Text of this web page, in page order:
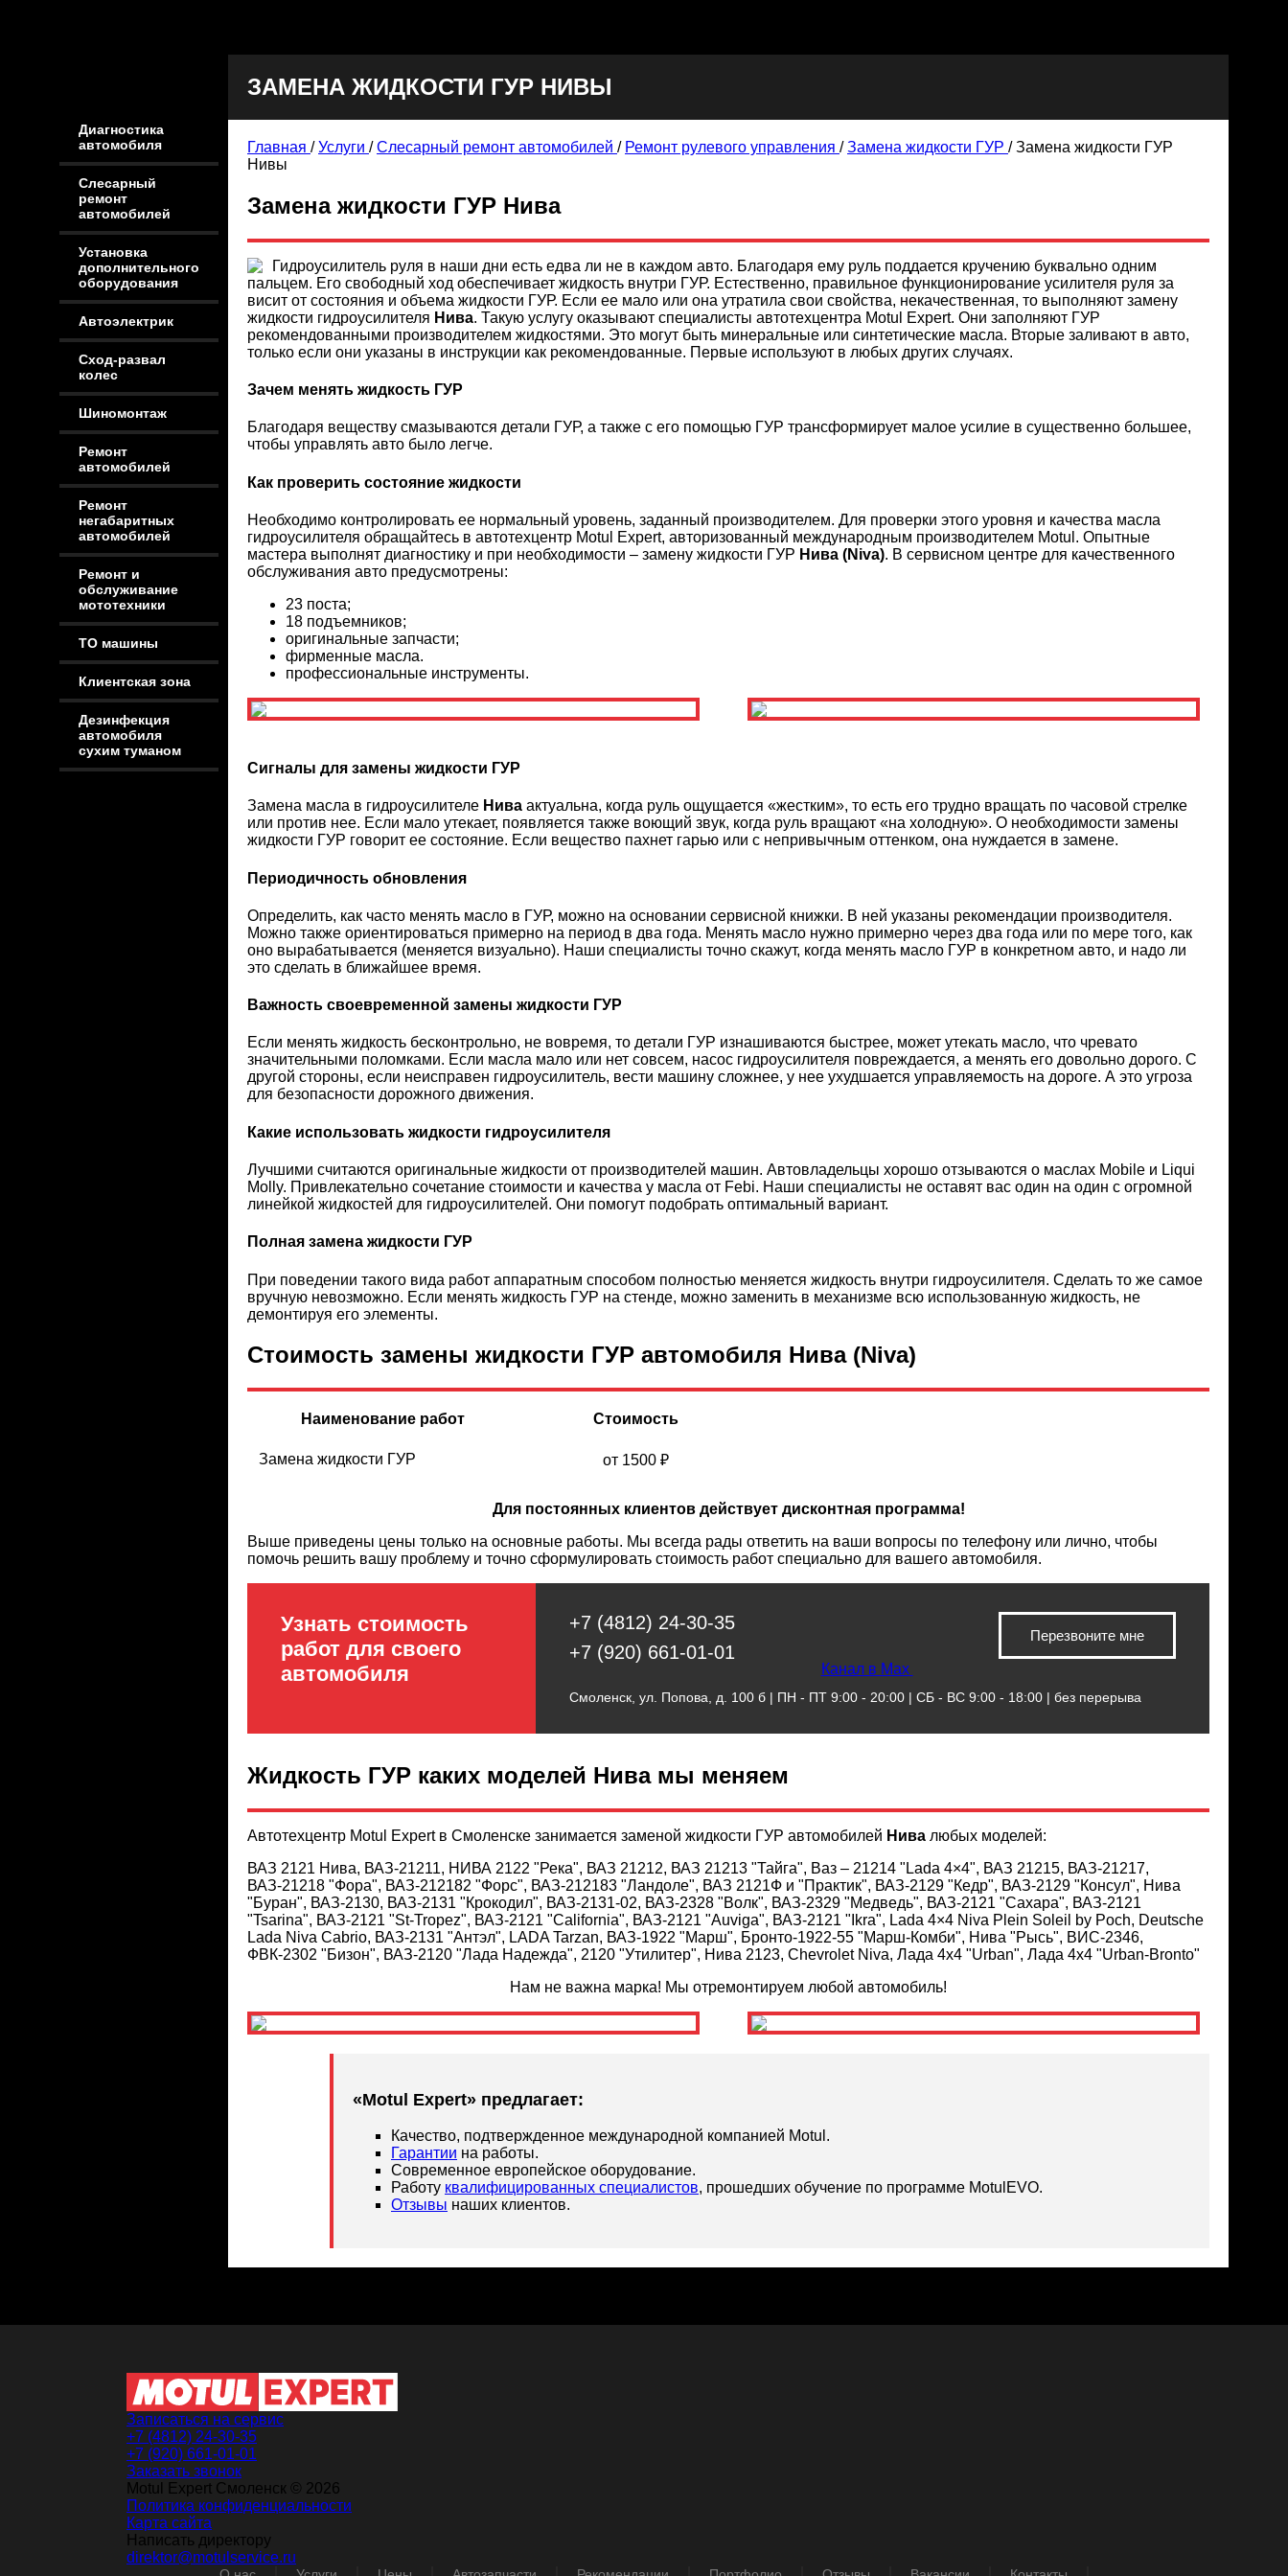
Диагностика
автомобиля
Слесарный
ремонт
автомобилей
Установка
дополнительного
оборудования
Автоэлектрик
Сход-развал
колес
Шиномонтаж
Ремонт
автомобилей
Ремонт
негабаритных
автомобилей
Ремонт и
обслуживание
мототехники
ТО машины
Клиентская зона
Дезинфекция
автомобиля
сухим туманом
ЗАМЕНА ЖИДКОСТИ ГУР НИВЫ
Главная /Услуги /Слесарный ремонт автомобилей / Ремонт рулевого управления /Замена жидкости ГУР /Замена жидкости ГУР
Нивы
Замена жидкости ГУР Нива
Гидроусилитель руля в наши дни есть едва ли не в каждом авто. Благодаря ему руль поддается кручению буквально одним
пальцем. Его свободный ход обеспечивает жидкость внутри ГУР. Естественно, правильное функционирование усилителя руля за
висит от состояния и объема жидкости ГУР. Если ее мало или она утратила свои свойства, некачественная, то выполняют замену
жидкости гидроусилителя Нива. Такую услугу оказывают специалисты автотехцентра Motul Expert. Они заполняют ГУР
рекомендованными производителем жидкостями. Это могут быть минеральные или синтетические масла. Вторые заливают в авто,
только если они указаны в инструкции как рекомендованные. Первые используют в любых других случаях.
Зачем менять жидкость ГУР
Благодаря веществу смазываются детали ГУР, а также с его помощью ГУР трансформирует малое усилие в существенно большее,
чтобы управлять авто было легче.
Как проверить состояние жидкости
Необходимо контролировать ее нормальный уровень, заданный производителем. Для проверки этого уровня и качества масла
гидроусилителя обращайтесь в автотехцентр Motul Expert, авторизованный международным производителем Motul. Опытные
мастера выполнят диагностику и при необходимости – замену жидкости ГУР Нива (Niva). В сервисном центре для качественного
обслуживания авто предусмотрены:
23 поста;
18 подъемников;
оригинальные запчасти;
фирменные масла.
профессиональные инструменты.
Сигналы для замены жидкости ГУР
Замена масла в гидроусилителе Нива актуальна, когда руль ощущается «жестким», то есть его трудно вращать по часовой стрелке
или против нее. Если мало утекает, появляется также воющий звук, когда руль вращают «на холодную». О необходимости замены
жидкости ГУР говорит ее состояние. Если вещество пахнет гарью или с непривычным оттенком, она нуждается в замене.
Периодичность обновления
Определить, как часто менять масло в ГУР, можно на основании сервисной книжки. В ней указаны рекомендации производителя.
Можно также ориентироваться примерно на период в два года. Менять масло нужно примерно через два года или по мере того, как
оно вырабатывается (меняется визуально). Наши специалисты точно скажут, когда менять масло ГУР в конкретном авто, и надо ли
это сделать в ближайшее время.
Важность своевременной замены жидкости ГУР
Если менять жидкость бесконтрольно, не вовремя, то детали ГУР изнашиваются быстрее, может утекать масло, что чревато
значительными поломками. Если масла мало или нет совсем, насос гидроусилителя повреждается, а менять его довольно дорого. С
другой стороны, если неисправен гидроусилитель, вести машину сложнее, у нее ухудшается управляемость на дороге. А это угроза
для безопасности дорожного движения.
Какие использовать жидкости гидроусилителя
Лучшими считаются оригинальные жидкости от производителей машин. Автовладельцы хорошо отзываются о маслах Mobile и Liqui
Molly. Привлекательно сочетание стоимости и качества у масла от Febi. Наши специалисты не оставят вас один на один с огромной
линейкой жидкостей для гидроусилителей. Они помогут подобрать оптимальный вариант.
Полная замена жидкости ГУР
При поведении такого вида работ аппаратным способом полностью меняется жидкость внутри гидроусилителя. Сделать то же самое
вручную невозможно. Если менять жидкость ГУР на стенде, можно заменить в механизме всю использованную жидкость, не
демонтируя его элементы.
Стоимость замены жидкости ГУР автомобиля Нива (Niva)
Наименование работ Стоимость
Замена жидкости ГУР от 1500 ₽
Для постоянных клиентов действует дисконтная программа!
Выше приведены цены только на основные работы. Мы всегда рады ответить на ваши вопросы по телефону или лично, чтобы
помочь решить вашу проблему и точно сформулировать стоимость работ специально для вашего автомобиля.
Узнать стоимость
работ для своего
автомобиля
+7 (4812) 24-30-35
+7 (920) 661-01-01
Канал в Max
Перезвоните мне
Смоленск, ул. Попова, д. 100 б | ПН - ПТ 9:00 - 20:00 | СБ - ВС 9:00 - 18:00 | без перерыва
Жидкость ГУР каких моделей Нива мы меняем
Автотехцентр Motul Expert в Смоленске занимается заменой жидкости ГУР автомобилей Нива любых моделей:
ВАЗ 2121 Нива, ВАЗ-21211, НИВА 2122 "Река", ВАЗ 21212, ВАЗ 21213 "Тайга", Ваз – 21214 "Lada 4×4", ВАЗ 21215, ВАЗ-21217,
ВАЗ-21218 "Фора", ВАЗ-212182 "Форс", ВАЗ-212183 "Ландоле", ВАЗ 2121Ф и "Практик", ВАЗ-2129 "Кедр", ВАЗ-2129 "Консул", Нива
"Буран", ВАЗ-2130, ВАЗ-2131 "Крокодил", ВАЗ-2131-02, ВАЗ-2328 "Волк", ВАЗ-2329 "Медведь", ВАЗ-2121 "Сахара", ВАЗ-2121
"Tsarina", ВАЗ-2121 "St-Tropez", ВАЗ-2121 "California", ВАЗ-2121 "Auviga", ВАЗ-2121 "Ikra", Lada 4×4 Niva Plein Soleil by Poch, Deutsche
Lada Niva Cabrio, ВАЗ-2131 "Антэл", LADA Tarzan, ВАЗ-1922 "Марш", Бронто-1922-55 "Марш-Комби", Нива "Рысь", ВИС-2346,
ФВК-2302 "Бизон", ВАЗ-2120 "Лада Надежда", 2120 "Утилитер", Нива 2123, Chevrolet Niva, Лада 4х4 "Urban", Лада 4х4 "Urban-Bronto"
Нам не важна марка! Мы отремонтируем любой автомобиль!
«Motul Expert» предлагает:
Качество, подтвержденное международной компанией Motul.
Гарантии на работы.
Современное европейское оборудование.
Работу квалифицированных специалистов, прошедших обучение по программе MotulEVO.
Отзывы наших клиентов.
Записаться на сервис
+7 (4812) 24-30-35
+7 (920) 661-01-01
Заказать звонок
Motul Expert Смоленск © 2026
Политика конфиденциальности
Карта сайта
Написать директору
direktor@motulservice.ru